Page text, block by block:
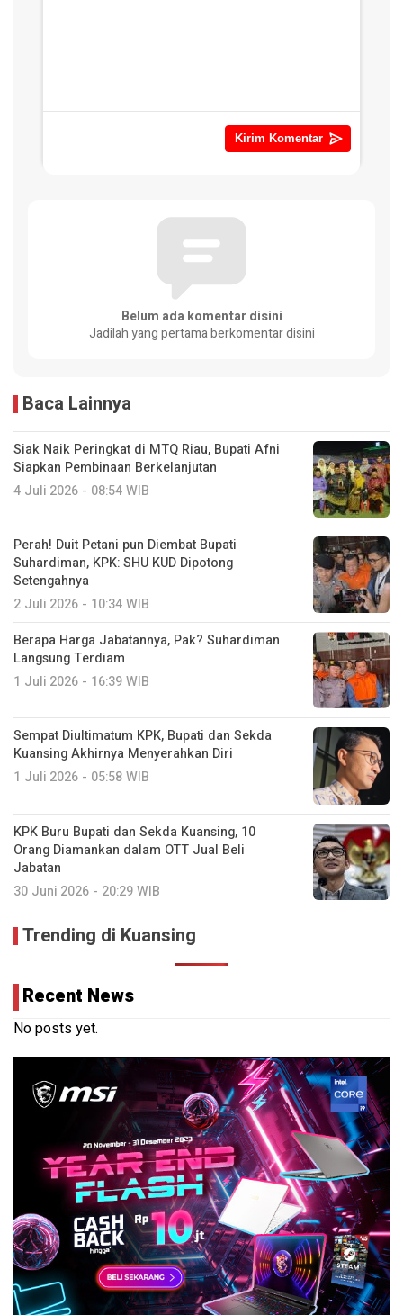
Belum ada komentar disini
Jadilah yang pertama berkomentar disini
Baca Lainnya
Siak Naik Peringkat di MTQ Riau, Bupati Afni
Siapkan Pembinaan Berkelanjutan
4 Juli 2026 - 08:54 WIB
Perah! Duit Petani pun Diembat Bupati
Suhardiman, KPK: SHU KUD Dipotong
Setengahnya
2 Juli 2026 - 10:34 WIB
Berapa Harga Jabatannya, Pak? Suhardiman
Langsung Terdiam
1 Juli 2026 - 16:39 WIB
Sempat Diultimatum KPK, Bupati dan Sekda
Kuansing Akhirnya Menyerahkan Diri
1 Juli 2026 - 05:58 WIB
KPK Buru Bupati dan Sekda Kuansing, 10
Orang Diamankan dalam OTT Jual Beli
Jabatan
30 Juni 2026 - 20:29 WIB
Trending di Kuansing
Recent News
No posts yet.